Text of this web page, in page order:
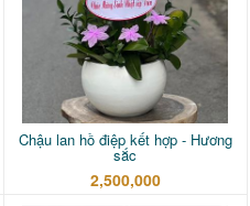
Chậu lan hồ điệp kết hợp - Hương
sắc
2,500,000